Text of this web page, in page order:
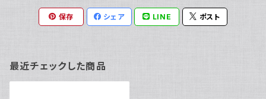
保存 シェア LINE ポスト
最近チェックした商品